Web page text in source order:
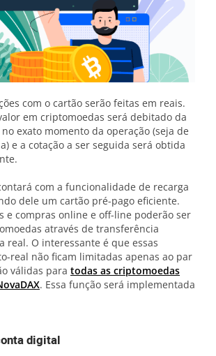
com o cartão serão feitas em reais.
em criptomoedas será debitado da
exato momento da operação (seja de
e a cotação a ser seguida será obtida
com a funcionalidade de recarga
dele um cartão pré-pago eficiente.
e compras online e off-line poderão ser
através de transferência
real. O interessante é que essas
real não ficam limitadas apenas ao par
válidas para todas as criptomoedas
. Essa função será implementada
digital